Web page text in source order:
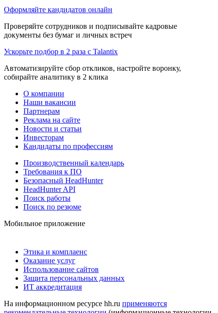
Оформляйте кандидатов онлайн
Проверяйте сотрудников и подписывайте кадровые
документы без бумаг и личных встреч
Ускорьте подбор в 2 раза с Talantix
Автоматизируйте сбор откликов, настройте воронку,
собирайте аналитику в 2 клика
О компании
Наши вакансии
Партнерам
Реклама на сайте
Новости и статьи
Инвесторам
Кандидаты по профессиям
Производственный календарь
Требования к ПО
Безопасный HeadHunter
HeadHunter API
Поиск работы
Поиск по резюме
Мобильное приложение
Этика и комплаенс
Оказание услуг
Использование сайтов
Защита персональных данных
ИТ аккредитация
На информационном ресурсе hh.ru применяются